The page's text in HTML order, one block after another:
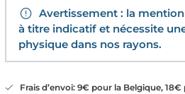
Avertissement : la
à titre indicatif et nécessite
physique dans nos rayons.
Frais d’envoi: 9€ pour la Belgique, 18€